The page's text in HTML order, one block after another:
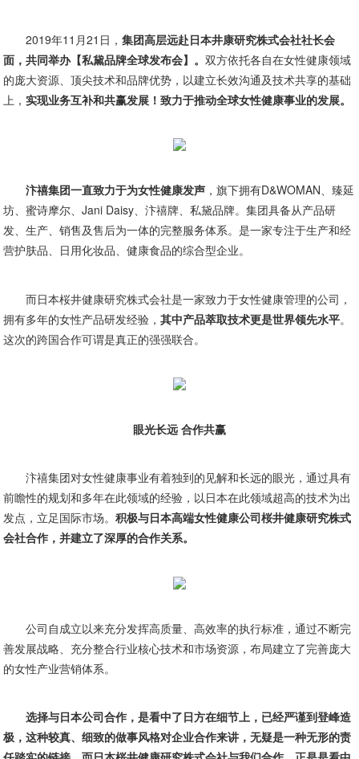
2019年11月21日，集团高层远赴日本井康研究株式会社社长会
面，共同举办【私黛品牌全球发布会】。双方依托各自在女性健康领域
的庞大资源、顶尖技术和品牌优势，以建立长效沟通及技术共享的基础
上，实现业务互补和共赢发展！致力于推动全球女性健康事业的发展。
汴禧集团一直致力于为女性健康发声 ，旗下拥有D&WOMAN、臻延
坊、蜜诗摩尔、Jani Daisy、汴禧牌、私黛品牌。集团具备从产品研
发、生产、销售及售后为一体的完整服务体系。是一家专注于生产和经
营护肤品、日用化妆品、健康食品的综合型企业。
而日本桜井健康研究株式会社是一家致力于女性健康管理的公司，
拥有多年的女性产品研发经验，其中产品萃取技术更是世界领先水平。
这次的跨国合作可谓是真正的强强联合。
眼光长远 合作共赢
汴禧集团对女性健康事业有着独到的见解和长远的眼光，通过具有
前瞻性的规划和多年在此领域的经验，以日本在此领域超高的技术为出
发点，立足国际市场。积极与日本高端女性健康公司桜井健康研究株式
会社合作，并建立了深厚的合作关系。
公司自成立以来充分发挥高质量、高效率的执行标准，通过不断完
善发展战略、充分整合行业核心技术和市场资源，布局建立了完善庞大
的女性产业营销体系。
选择与日本公司合作，是看中了日方在细节上，已经严谨到登峰造
极，这种较真、细致的做事风格对企业合作来讲，无疑是一种无形的责